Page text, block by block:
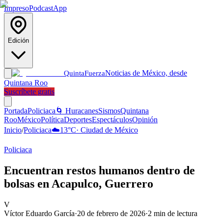
ImpresoPodcastApp
Edición
QuintaFuerzaNoticias de México, desde
Quintana Roo
Suscríbete gratis
PortadaPoliciaca 🌀 HuracanesSismosQuintana
RooMéxicoPolíticaDeportesEspectáculosOpinión
Inicio/Policiaca☁️13°C· Ciudad de México
Policiaca
Encuentran restos humanos dentro de
bolsas en Acapulco, Guerrero
V
Víctor Eduardo García·20 de febrero de 2026·2 min de lectura